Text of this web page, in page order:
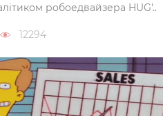
робоедвайзера HUG'..
12294